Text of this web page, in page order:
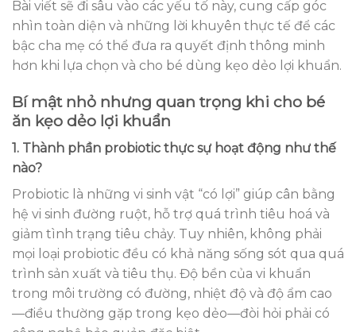
Bài viết sẽ đi sâu vào các yếu tố này, cung cấp góc
nhìn toàn diện và những lời khuyên thực tế để các
bậc cha mẹ có thể đưa ra quyết định thông minh
hơn khi lựa chọn và cho bé dùng kẹo dẻo lợi khuẩn.
Bí mật nhỏ nhưng quan trọng khi cho bé
ăn kẹo dẻo lợi khuẩn
1. Thành phần probiotic thực sự hoạt động như thế
nào?
Probiotic là những vi sinh vật “có lợi” giúp cân bằng
hệ vi sinh đường ruột, hỗ trợ quá trình tiêu hoá và
giảm tình trạng tiêu chảy. Tuy nhiên, không phải
mọi loại probiotic đều có khả năng sống sót qua quá
trình sản xuất và tiêu thụ. Độ bền của vi khuẩn
trong môi trường có đường, nhiệt độ và độ ẩm cao
—điều thường gặp trong kẹo dẻo—đòi hỏi phải có